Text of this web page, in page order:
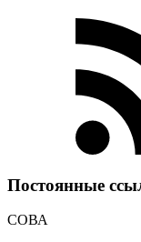
Постоянные
СОВА